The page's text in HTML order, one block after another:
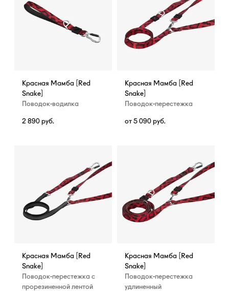
Красная Мамба [Red
Snake]
Поводок-водилка
2 890 руб.
Красная Мамба [Red
Snake]
Поводок-перестежка
от 5 090 руб.
Красная Мамба [Red
Snake]
Поводок-перестежка с
прорезиненной лентой
Красная Мамба [Red
Snake]
Поводок-перестежка
удлиненный